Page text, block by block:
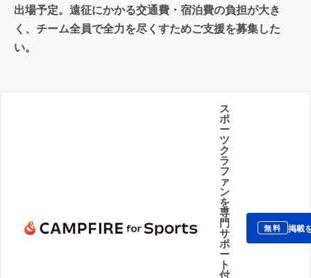
出場予定。遠征にかかる交通費・宿泊費の負担が大き
く、チーム全員で全力を尽くすためご支援を募集した
い。
ス
ポ
ー
ツ
ク
ラ
フ
ァ
ン
を
専
門
サ
ポ
ー
ト
付
無料 掲載